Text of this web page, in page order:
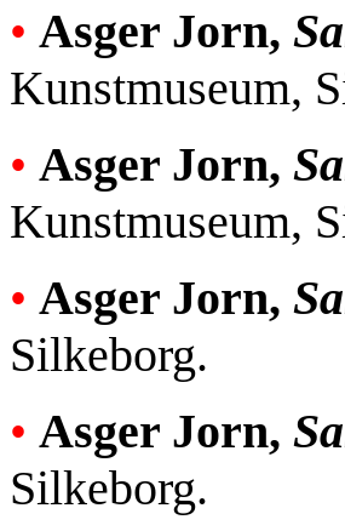
• Asger Jorn,
Kunstmuseum,
• Asger Jorn,
Kunstmuseum,
• Asger Jorn,
Silkeborg.
• Asger Jorn,
Silkeborg.